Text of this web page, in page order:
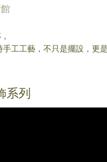
工工藝，不只是擺設，更是
系列